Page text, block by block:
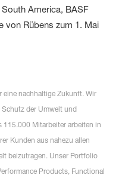
America, BASF
von Rübens zum 1. Mai
eine nachhaltige Zukunft. Wir
der Umwelt und
115.000 Mitarbeiter arbeiten in
Kunden aus nahezu allen
beizutragen. Unser Portfolio
Products, Functional